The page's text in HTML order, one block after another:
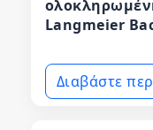
Langmeier
Διαβάστε